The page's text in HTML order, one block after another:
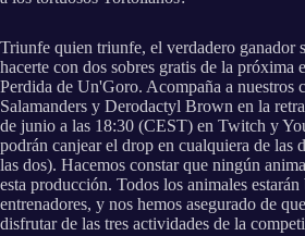
Triunfe quien triunfe, el verdadero ganador
hacerte con dos sobres gratis de la próxima
Perdida de Un'Goro. Acompaña a nuestros
Salamanders y Derodactyl Brown en la
de junio a las 18:30 (CEST) en Twitch y
podrán canjear el drop en cualquiera de las
las dos). Hacemos constar que ningún
esta producción. Todos los animales
entrenadores, y nos hemos asegurado de
disfrutar de las tres actividades de la